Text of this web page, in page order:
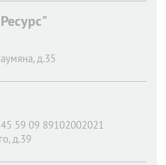
д.35
59 09 89102002021
д.39